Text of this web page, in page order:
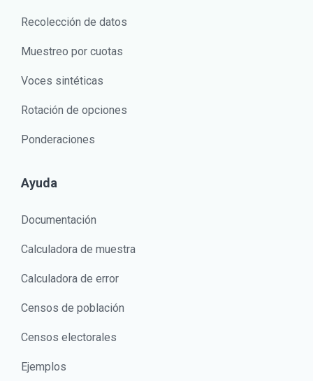
Recolección de datos
Muestreo por cuotas
Voces sintéticas
Rotación de opciones
Ponderaciones
Ayuda
Documentación
Calculadora de muestra
Calculadora de error
Censos de población
Censos electorales
Ejemplos